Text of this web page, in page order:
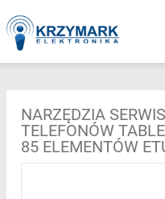
NARZĘDZIA
TELEFONÓW
85 ELEMENTÓW